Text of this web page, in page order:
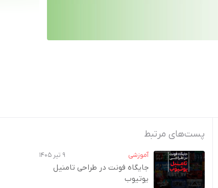
پست‌های مرتبط
آموزشی ۹ تیر ۱۴۰۵
جایگاه فونت در طراحی تامنیل
یوتیوب